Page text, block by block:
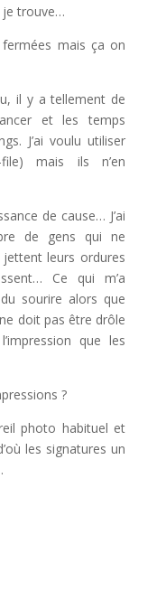
je trouve…
mais ça on
il y a tellement de
et les temps
J’ai voulu utiliser
mais ils n’en
de cause… J’ai
de gens qui ne
leurs ordures
Ce qui m’a
sourire alors que
doit pas être drôle
que les
?
photo habituel et
les signatures un